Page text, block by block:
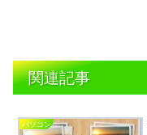
関連記事
パソコン